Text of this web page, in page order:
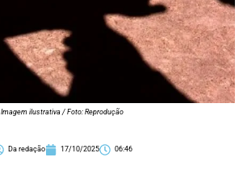
Imagem ilustrativa / Foto: Reprodução
Da redação 17/10/2025 06:46